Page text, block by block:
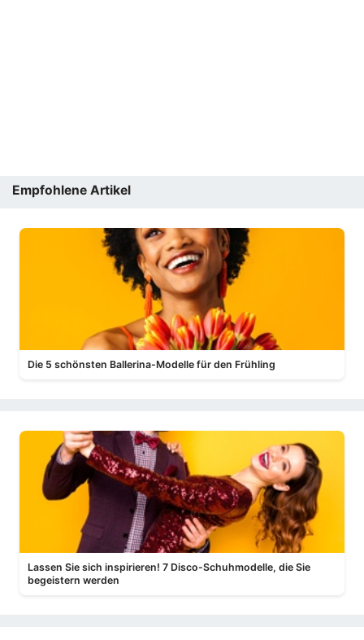
Empfohlene Artikel
Die 5 schönsten Ballerina-Modelle für den Frühling
Lassen Sie sich inspirieren! 7 Disco-Schuhmodelle, die Sie
begeistern werden